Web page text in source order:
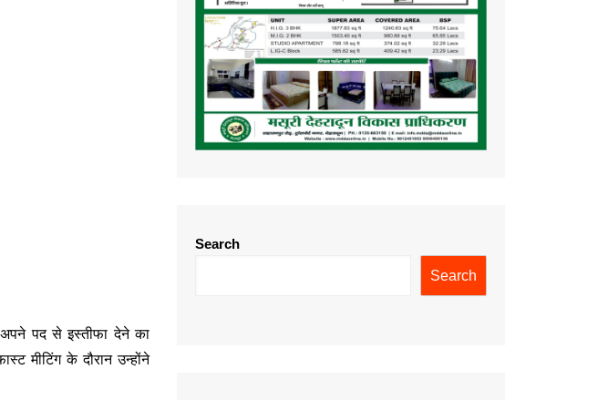
पद से इस्तीफा देने का
मीटिंग के दौरान उन्होंने
Search
Search